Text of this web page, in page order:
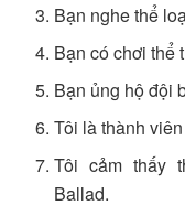
Bạn nghe thể
Bạn có chơi thể
Bạn ủng hộ đội
Tôi là thành
Tôi cảm thấy
Ballad.